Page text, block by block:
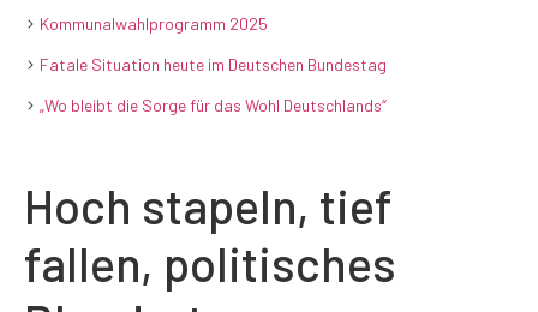
Kommunalwahlprogramm 2025
Fatale Situation heute im Deutschen Bundestag
„Wo bleibt die Sorge für das Wohl Deutschlands“
Hoch stapeln, tief
fallen, politisches